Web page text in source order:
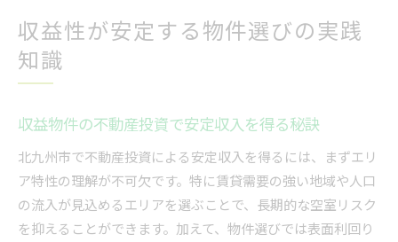
収益性が安定する物件選びの実践
知識
収益物件の不動産投資で安定収入を得る秘訣
北九州市で不動産投資による安定収入を得るには、まずエリ
ア特性の理解が不可欠です。特に賃貸需要の強い地域や人口
の流入が見込めるエリアを選ぶことで、長期的な空室リスク
を抑えることができます。加えて、物件選びでは表面利回り